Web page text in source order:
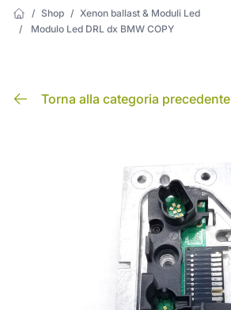
/ Shop / Xenon ballast & Moduli Led
/
Modulo Led DRL dx BMW COPY
Torna alla categoria precedente